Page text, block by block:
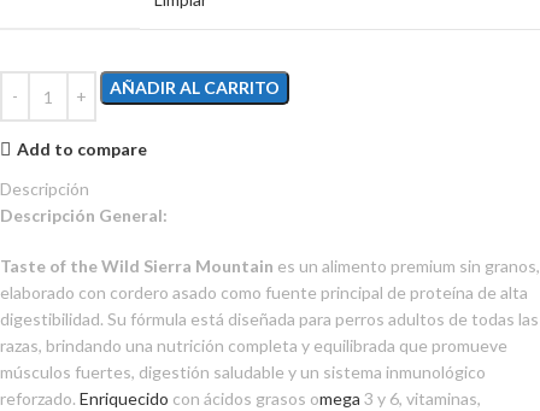
AÑADIR AL CARRITO
Add to compare
Descripción
Descripción General:
Taste of the Wild Sierra Mountain es un alimento premium sin granos,
elaborado con cordero asado como fuente principal de proteína de alta
digestibilidad. Su fórmula está diseñada para perros adultos de todas las
razas, brindando una nutrición completa y equilibrada que promueve
músculos fuertes, digestión saludable y un sistema inmunológico
reforzado. Enriquecido con ácidos grasos omega 3 y 6, vitaminas,